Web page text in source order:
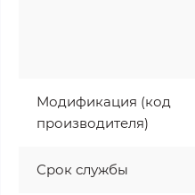
Модификация (код
производителя)
Срок службы